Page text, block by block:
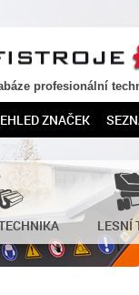
PROFISTROJE.CZ
profesionální
ZNAČEK
LESNÍ